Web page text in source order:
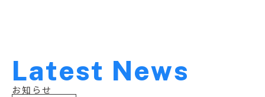
Latest News
お知らせ